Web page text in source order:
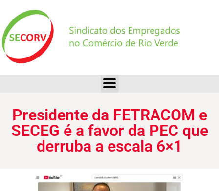
Presidente da FETRACOM e
SECEG é a favor da PEC que
derruba a escala 6×1